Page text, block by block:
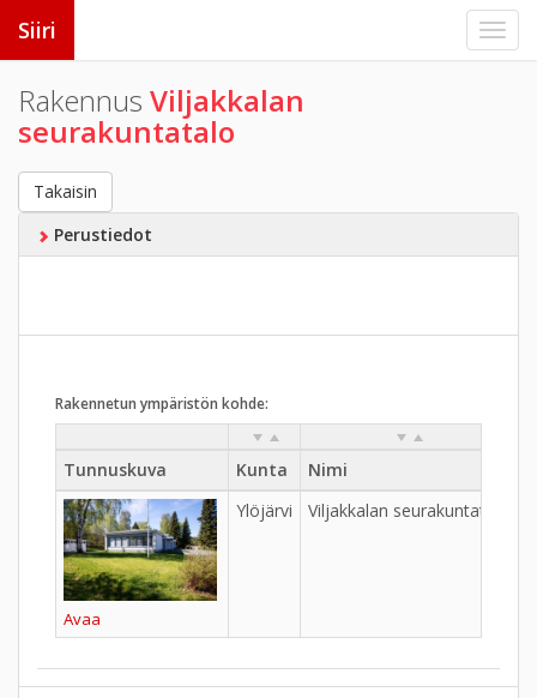
Siiri
Rakennus Viljakkalan
seurakuntatalo
Takaisin
Perustiedot
Rakennetun ympäristön kohde:
Tunnuskuva Kunta Nimi
Avaa
Ylöjärvi Viljakkalan seurakuntatalo